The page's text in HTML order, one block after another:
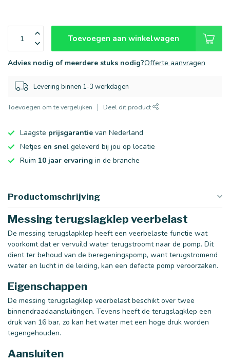
Toevoegen aan winkelwagen
Advies nodig of meerdere stuks nodig?Offerte aanvragen
Levering binnen 1-3 werkdagen
Toevoegen om te vergelijken Deel dit product
Laagste prijsgarantie van Nederland
Netjes en snel geleverd bij jou op locatie
Ruim 10 jaar ervaring in de branche
Productomschrijving
Messing terugslagklep veerbelast
De messing terugslapklep heeft een veerbelaste functie wat
voorkomt dat er vervuild water terugstroomt naar de pomp. Dit
dient ter behoud van de beregeningspomp, want terugstromend
water en lucht in de leiding, kan een defecte pomp veroorzaken.
Eigenschappen
De messing terugslagklep veerbelast beschikt over twee
binnendraadaansluitingen. Tevens heeft de terugslagklep een
druk van 16 bar, zo kan het water met een hoge druk worden
tegengehouden.
Aansluiten